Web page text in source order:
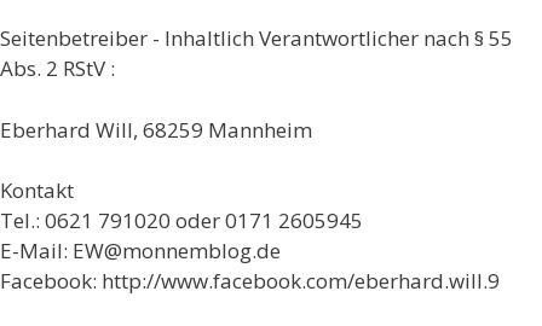
Seitenbetreiber - Inhaltlich Verantwortlicher nach § 55
Abs. 2 RStV :
Eberhard Will, 68259 Mannheim
Kontakt
Tel.: 0621 791020 oder 0171 2605945
E-Mail: EW@monnemblog.de
Facebook: http://www.facebook.com/eberhard.will.9